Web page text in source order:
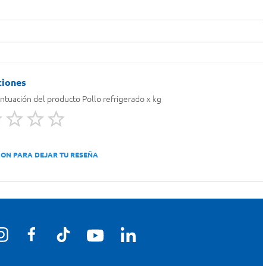
del producto Pollo refrigerado x kg
PARA DEJAR TU RESEÑA